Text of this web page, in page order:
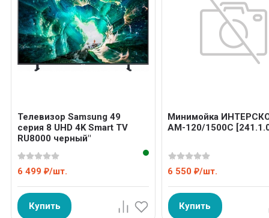
Телевизор Samsung 49
серия 8 UHD 4K Smart TV
RU8000 черный"
6 499 ₽/шт.
Купить
Минимойка
АМ-120/1500C
6 550 ₽/шт.
Купить